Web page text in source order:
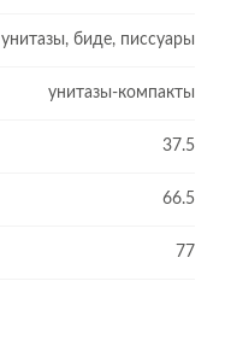
унитазы, биде, писсуары
унитазы-компакты
37.5
66.5
77